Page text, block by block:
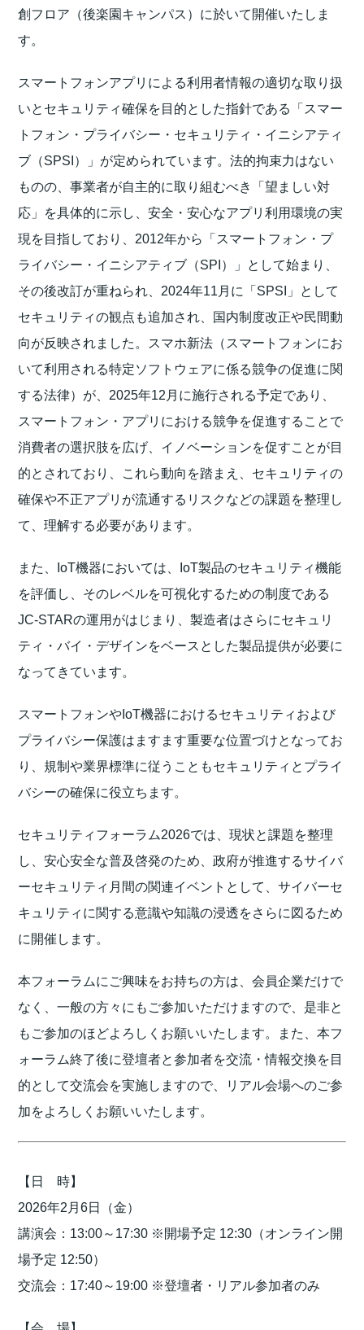
創フロア（後楽園キャンパス）に於いて開催いたしま
す。
スマートフォンアプリによる利用者情報の適切な取り扱
いとセキュリティ確保を目的とした指針である「スマー
トフォン・プライバシー・セキュリティ・イニシアティ
ブ（SPSI）」が定められています。法的拘束力はない
ものの、事業者が自主的に取り組むべき「望ましい対
応」を具体的に示し、安全・安心なアプリ利用環境の実
現を目指しており、2012年から「スマートフォン・プ
ライバシー・イニシアティブ（SPI）」として始まり、
その後改訂が重ねられ、2024年11月に「SPSI」として
セキュリティの観点も追加され、国内制度改正や民間動
向が反映されました。スマホ新法（スマートフォンにお
いて利用される特定ソフトウェアに係る競争の促進に関
する法律）が、2025年12月に施行される予定であり、
スマートフォン・アプリにおける競争を促進することで
消費者の選択肢を広げ、イノベーションを促すことが目
的とされており、これら動向を踏まえ、セキュリティの
確保や不正アプリが流通するリスクなどの課題を整理し
て、理解する必要があります。
また、IoT機器においては、IoT製品のセキュリティ機能
を評価し、そのレベルを可視化するための制度である
JC-STARの運用がはじまり、製造者はさらにセキュリ
ティ・バイ・デザインをベースとした製品提供が必要に
なってきています。
スマートフォンやIoT機器におけるセキュリティおよび
プライバシー保護はますます重要な位置づけとなってお
り、規制や業界標準に従うこともセキュリティとプライ
バシーの確保に役立ちます。
セキュリティフォーラム2026では、現状と課題を整理
し、安心安全な普及啓発のため、政府が推進するサイバ
ーセキュリティ月間の関連イベントとして、サイバーセ
キュリティに関する意識や知識の浸透をさらに図るため
に開催します。
本フォーラムにご興味をお持ちの方は、会員企業だけで
なく、一般の方々にもご参加いただけますので、是非と
もご参加のほどよろしくお願いいたします。また、本フ
ォーラム終了後に登壇者と参加者を交流・情報交換を目
的として交流会を実施しますので、リアル会場へのご参
加をよろしくお願いいたします。
【日 時】
2026年2月6日（金）
講演会：13:00～17:30 ※開場予定 12:30（オンライン開
場予定 12:50）
交流会：17:40～19:00 ※登壇者・リアル参加者のみ